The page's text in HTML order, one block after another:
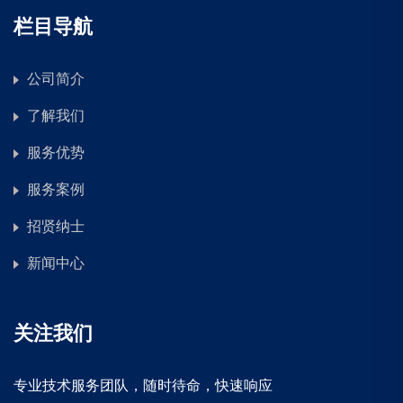
栏目导航
公司简介
了解我们
服务优势
服务案例
招贤纳士
新闻中心
关注我们
专业技术服务团队，随时待命，快速响应